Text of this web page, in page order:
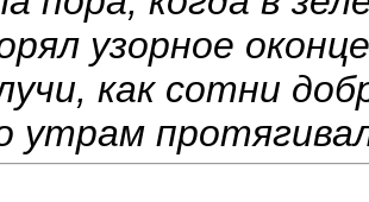
узорное
как сотни
утрам